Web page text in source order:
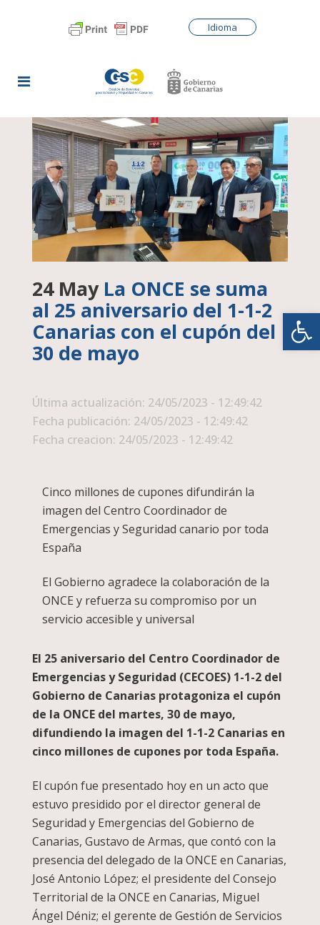
Idioma
24 MayLa ONCE se suma
al 25 aniversario del 1-1-2
Canarias con el cupón del
30 de mayo
Última actualización: 24/05/2023 - 12:49:42
Fecha publicación: 24/05/2023 - 12:49:42
Fecha creacion: 24/05/2023 - 12:49:42
Cinco millones de cupones difundirán la
imagen del Centro Coordinador de
Emergencias y Seguridad canario por toda
España
El Gobierno agradece la colaboración de la
ONCE y refuerza su compromiso por un
servicio accesible y universal
El 25 aniversario del Centro Coordinador de
Emergencias y Seguridad (CECOES) 1-1-2 del
Gobierno de Canarias protagoniza el cupón
de la ONCE del martes, 30 de mayo,
difundiendo la imagen del 1-1-2 Canarias en
cinco millones de cupones por toda España.
El cupón fue presentado hoy en un acto que
estuvo presidido por el director general de
Seguridad y Emergencias del Gobierno de
Canarias, Gustavo de Armas, que contó con la
presencia del delegado de la ONCE en Canarias,
José Antonio López; el presidente del Consejo
Territorial de la ONCE en Canarias, Miguel
Ángel Déniz; el gerente de Gestión de Servicios